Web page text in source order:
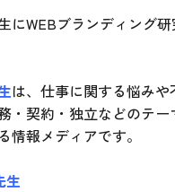
にWEBブランディング
は、仕事に関する悩み
・契約・独立などのテー
情報メディアです。
生